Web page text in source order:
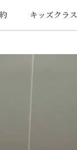
キッズクラス